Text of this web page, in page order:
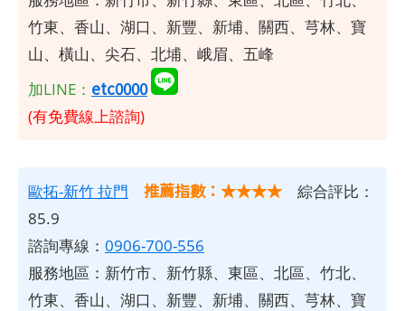
竹東、香山、湖口、新豐、新埔、關西、芎林、寶
山、橫山、尖石、北埔、峨眉、五峰
加LINE： etc0000
(有免費線上諮詢)
歐拓-新竹 拉門 推薦指數：★★★★ 綜合評比：
85.9
諮詢專線： 0906-700-556
服務地區：新竹市、新竹縣、東區、北區、竹北、
竹東、香山、湖口、新豐、新埔、關西、芎林、寶